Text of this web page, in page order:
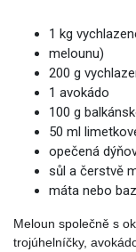
1 kg
melounu)
200 g
1 avokádo
100 g
50 ml
opečená
sůl a čerstvě
máta nebo
Meloun společně s
trojúhelníčky,